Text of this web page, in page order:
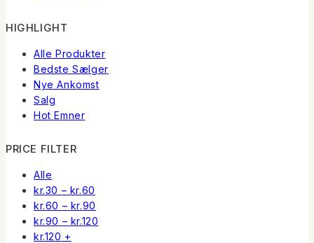
HIGHLIGHT
Alle Produkter
Bedste Sælger
Nye Ankomst
Salg
Hot Emner
PRICE FILTER
Alle
kr.30 – kr.60
kr.30
til
kr.60 – kr.90
kr.60
kr.90 – kr.120
kr.120 +